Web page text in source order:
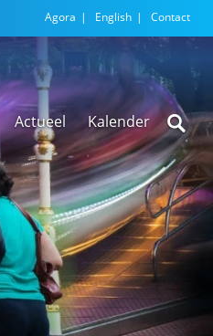
Agora English Contact
Actueel Kalender